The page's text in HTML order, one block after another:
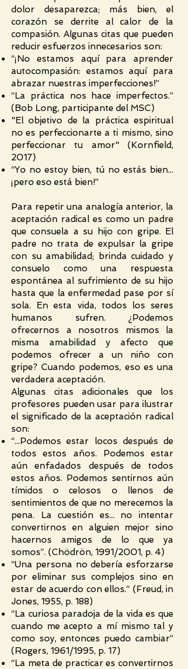
dolor desaparezca; más bien, el
corazón se derrite al calor de la
compasión. Algunas citas que pueden
reducir esfuerzos innecesarios son:
“¡No estamos aquí para aprender
autocompasión: estamos aquí para
abrazar nuestras imperfecciones!”
“La práctica nos hace imperfectos.”
(Bob Long, participante del MSC)
"El objetivo de la práctica espiritual
no es perfeccionarte a ti mismo, sino
perfeccionar tu amor" (Kornfield,
2017)
“Yo no estoy bien, tú no estás bien...
¡pero eso está bien!”
Para repetir una analogía anterior, la
aceptación radical es como un padre
que consuela a su hijo con gripe. El
padre no trata de expulsar la gripe
con su amabilidad; brinda cuidado y
consuelo como una respuesta
espontánea al sufrimiento de su hijo
hasta que la enfermedad pase por sí
sola. En esta vida, todos los seres
humanos sufren. ¿Podemos
ofrecernos a nosotros mismos la
misma amabilidad y afecto que
podemos ofrecer a un niño con
gripe? Cuando podemos, eso es una
verdadera aceptación.
Algunas citas adicionales que los
profesores pueden usar para ilustrar
el significado de la aceptación radical
son:
“...Podemos estar locos después de
todos estos años. Podemos estar
aún enfadados después de todos
estos años. Podemos sentirnos aún
tímidos o celosos o llenos de
sentimientos de que no merecemos la
pena. La cuestión es... no intentar
convertirnos en alguien mejor sino
hacernos amigos de lo que ya
somos”. (Chödrön, 1991/2001, p. 4)
“Una persona no debería esforzarse
por eliminar sus complejos sino en
estar de acuerdo con ellos.” (Freud, in
Jones, 1955, p. 188)
“La curiosa paradoja de la vida es que
cuando me acepto a mí mismo tal y
como soy, entonces puedo cambiar”
(Rogers, 1961/1995, p. 17)
“La meta de practicar es convertirnos